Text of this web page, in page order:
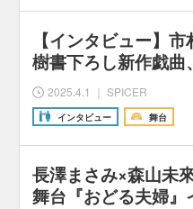
【インタビュー】
樹書下ろし新作戯
2025.4.1 ｜ SPICER
インタビュー 舞台
長澤まさみ×森山未
舞台『おどる夫婦』